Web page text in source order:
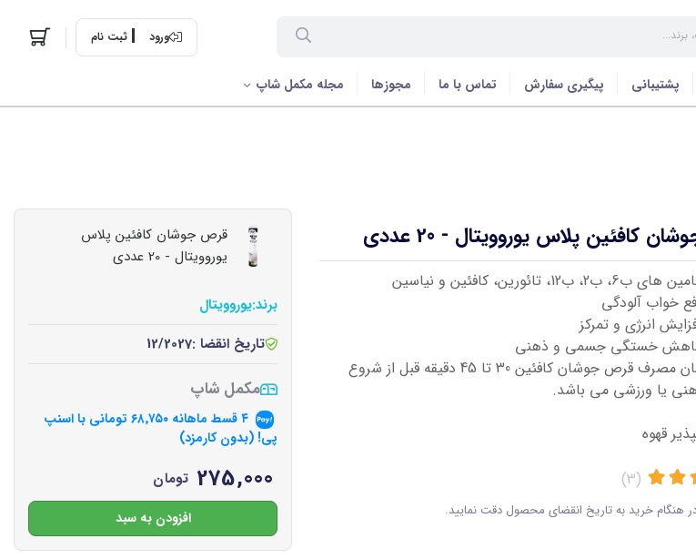
ورود ثبت نام
پشتیبانی پیگیری سفارش تماس با ما مجوزها مجله مکمل شاپ
کافئین پلاس یوروویتال - 20 عددی
تائورین، کافئین و نیاسین
خواب آلودگی
انرژی و تمرکز
خستگی جسمی و ذهنی
بهترین زمان مصرف قرص جوشان کافئین 30 تا 45 دقیقه قبل از شروع
یا ورزشی می باشد.
قهوه
(3)
هنگام خرید به تاریخ انقضای محصول دقت نمایید.
قرص جوشان کافئین پلاس
یوروویتال - 20 عددی
برند:یوروویتال
تاریخ انقضا :12/2027
مکمل شاپ
۶۸٬۷۵۰ تومانی با اسنپ
پی! (بدون کارمزد)
275,000 تومان
افزودن به سبد